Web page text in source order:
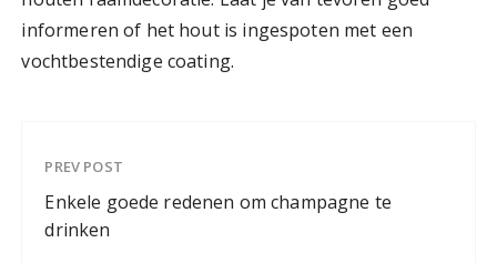
informeren of het hout is ingespoten met een
vochtbestendige coating.
PREV POST
Enkele goede redenen om champagne te
drinken